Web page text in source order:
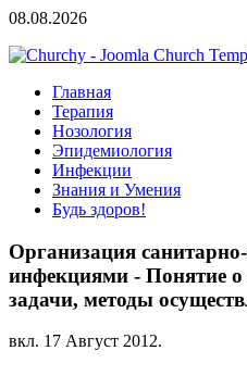
08.08.2026
Главная
Терапия
Нозология
Эпидемиология
Инфекции
Знания и Умения
Будь здоров!
Организация
инфекциями - Понятие о
задачи, методы
вкл. 17 Август 2012.